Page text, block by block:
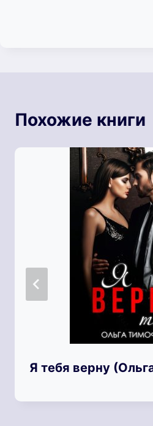
Похожие книги
Я тебя верну